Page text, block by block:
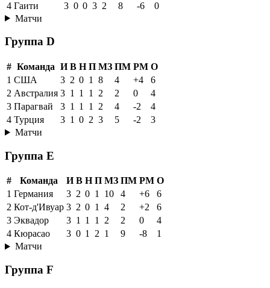
4 Гаити 3 0 0 3 2 8 -6
0
Матчи
Группа D
# Команда И В Н П МЗ ПМ РМ О
1 США 3 2 0 1 8 4 +4
6
2 Австралия 3 1 1 1 2 2 0
4
3 Парагвай 3 1 1 1 2 4 -2
4
4 Турция 3 1 0 2 3 5 -2
3
Матчи
Группа E
# Команда И В Н П МЗ ПМ РМ О
1 Германия 3 2 0 1 10 4 +6
6
2 Кот-д'Ивуар 3 2 0 1 4 2 +2
6
3 Эквадор 3 1 1 1 2 2 0
4
4 Кюрасао 3 0 1 2 1 9 -8
1
Матчи
Группа F